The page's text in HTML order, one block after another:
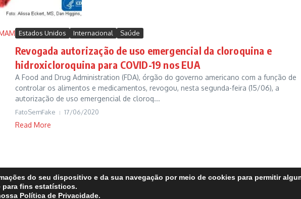
Estados Unidos Internacional Saúde
Revogada autorização de uso emergencial da cloroquina e
hidroxicloroquina para COVID-19 nos EUA
A Food and Drug Administration (FDA), órgão do governo americano com a função de
controlar os alimentos e medicamentos, revogou, nesta segunda-feira (15/06), a
autorização de uso emergencial de cloroq...
FatoSemFake 17/06/2020
Read More
do seu dispositivo e da sua navegação por meio de cookies para permitir
fins estatísticos.
Política de Privacidade.